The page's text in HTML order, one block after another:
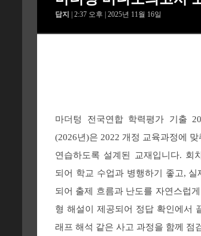
답지 | 2:37 오후 | 2025년 11월 16일
마더텅 전국연합 학력평가 기출
(2026년)은 2022 개정 교육과정에
연습하도록 설계된 교재입니다. 회
되어 학교 수업과 병행하기 좋고,
되어 출제 흐름과 난도를 자연스럽
형 해설이 제공되어 정답 확인에서
래프 해석 같은 사고 과정을 함께 점